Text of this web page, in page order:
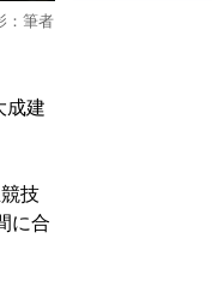
：筆者
成建
技
に合